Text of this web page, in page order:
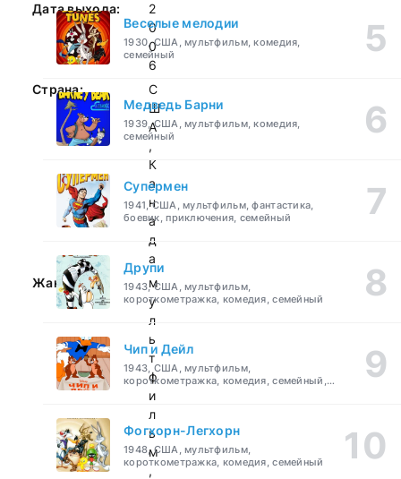
Дата выхода:
2
0
0
6
Страна:
С
Ш
А
,
К
а
н
а
д
а
Жанр:
м
у
л
ь
т
ф
и
л
ь
м
,
Веселые мелодии
1930, США, мультфильм, комедия,
семейный
Медведь Барни
1939, США, мультфильм, комедия,
семейный
Супермен
1941, США, мультфильм, фантастика,
боевик, приключения, семейный
Друпи
1943, США, мультфильм,
короткометражка, комедия, семейный
Чип и Дейл
1943, США, мультфильм,
короткометражка, комедия, семейный,
детский
Фогхорн-Легхорн
1948, США, мультфильм,
короткометражка, комедия, семейный